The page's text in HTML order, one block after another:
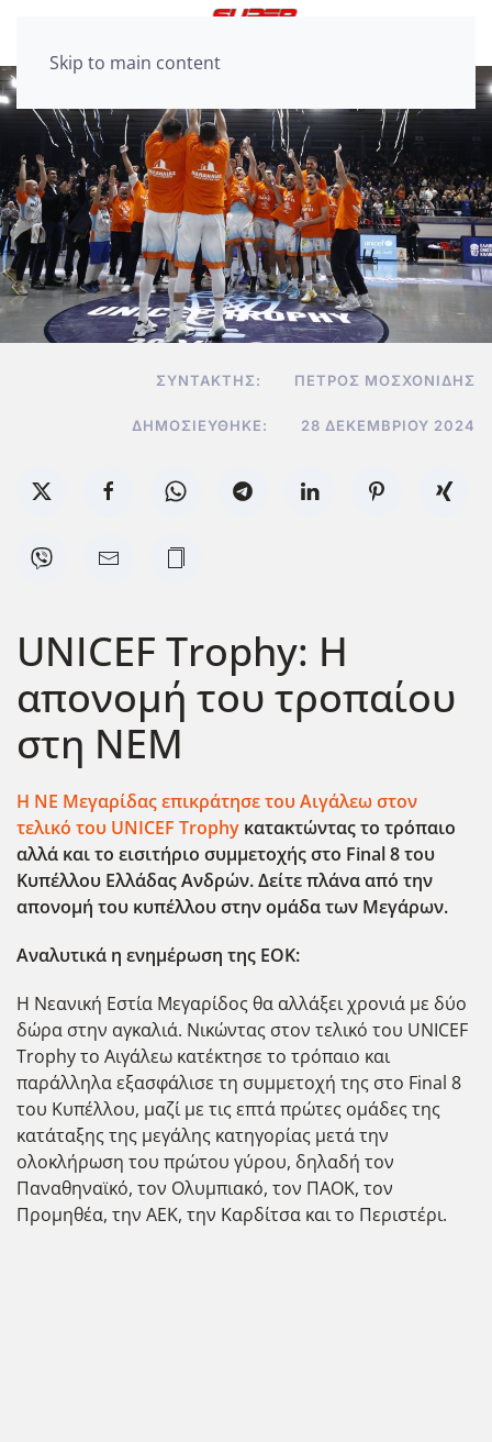
Skip to main content
ΣΥΝΤΆΚΤΗΣ: ΠΈΤΡΟΣ ΜΟΣΧΟΝΊΔΗΣ
ΔΗΜΟΣΙΕΎΘΗΚΕ: 28 ΔΕΚΕΜΒΡΊΟΥ 2024
UNICEF Trophy: Η
απονομή του τροπαίου
στη ΝΕΜ
Η ΝΕ Μεγαρίδας επικράτησε του Αιγάλεω στον
τελικό του UNICEF Trophy κατακτώντας το τρόπαιο
αλλά και το εισιτήριο συμμετοχής στο Final 8 του
Κυπέλλου Ελλάδας Ανδρών. Δείτε πλάνα από την
απονομή του κυπέλλου στην ομάδα των Μεγάρων.
Αναλυτικά η ενημέρωση της ΕΟΚ:
Η Νεανική Εστία Μεγαρίδος θα αλλάξει χρονιά με δύο
δώρα στην αγκαλιά. Νικώντας στον τελικό του UNICEF
Trophy το Αιγάλεω κατέκτησε το τρόπαιο και
παράλληλα εξασφάλισε τη συμμετοχή της στο Final 8
του Κυπέλλου, μαζί με τις επτά πρώτες ομάδες της
κατάταξης της μεγάλης κατηγορίας μετά την
ολοκλήρωση του πρώτου γύρου, δηλαδή τον
Παναθηναϊκό, τον Ολυμπιακό, τον ΠΑΟΚ, τον
Προμηθέα, την ΑΕΚ, την Καρδίτσα και το Περιστέρι.